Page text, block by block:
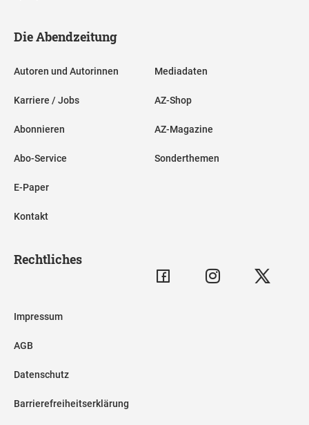
Die Abendzeitung
Autoren und Autorinnen
Karriere / Jobs
Abonnieren
Abo-Service
E-Paper
Kontakt
Mediadaten
AZ-Shop
AZ-Magazine
Sonderthemen
Rechtliches
Impressum
AGB
Datenschutz
Barrierefreiheitserklärung